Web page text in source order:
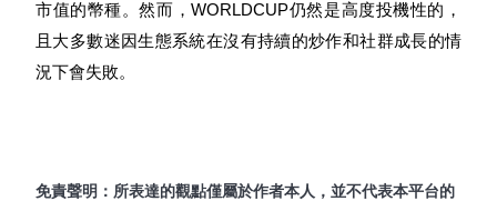
市值的幣種。然而，WORLDCUP仍然是高度投機性的，
且大多數迷因生態系統在沒有持續的炒作和社群成長的情
況下會失敗。
免責聲明：所表達的觀點僅屬於作者本人，並不代表本平台的